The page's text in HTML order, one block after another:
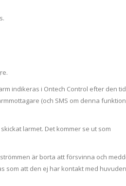
indikeras i Ontech Control efter den
(och SMS om denna funktion
larmet. Det kommer se ut som
är borta att försvinna och
som att den ej har kontakt med